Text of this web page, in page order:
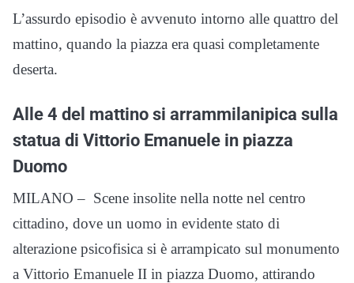
L’assurdo episodio è avvenuto intorno alle quattro del
mattino, quando la piazza era quasi completamente
deserta.
Alle 4 del mattino si arrammilanipica sulla
statua di Vittorio Emanuele in piazza
Duomo
MILANO – Scene insolite nella notte nel centro
cittadino, dove un uomo in evidente stato di
alterazione psicofisica si è arrampicato sul monumento
a Vittorio Emanuele II in piazza Duomo, attirando